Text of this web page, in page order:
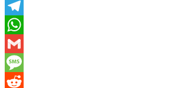
Viber
Telegram
WhatsApp
Gmail
Message